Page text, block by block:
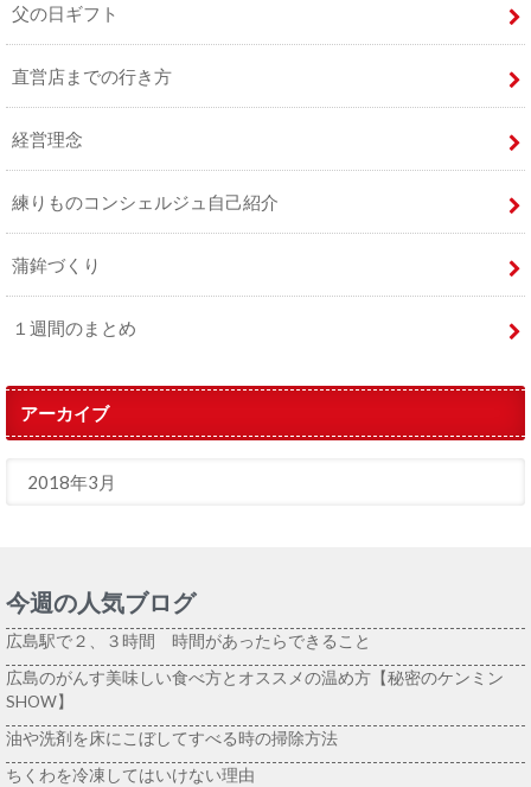
父の日ギフト
直営店までの行き方
経営理念
練りものコンシェルジュ自己紹介
蒲鉾づくり
１週間のまとめ
アーカイブ
今週の人気ブログ
広島駅で２、３時間 時間があったらできること
広島のがんす美味しい食べ方とオススメの温め方【秘密のケンミン
SHOW】
油や洗剤を床にこぼしてすべる時の掃除方法
ちくわを冷凍してはいけない理由